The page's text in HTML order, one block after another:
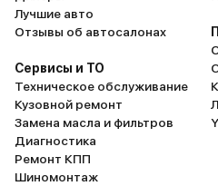
мягкий. Так что не гремит, и не
пищит. Сложенные
багажного отделения в разы.
Если путешествовать вдвоем,
там можно спокойно спать.
Дорожный просвет очень
высокий. Проехать можно
практически по любому
бездорожью. Как по мне, так
Лучшие авто
Отзывы об автосалонах
Сервисы и ТО
Техническое обслуживание
Кузовной ремонт
Замена масла и фильтров
Диагностика
Ремонт КПП
Шиномонтаж